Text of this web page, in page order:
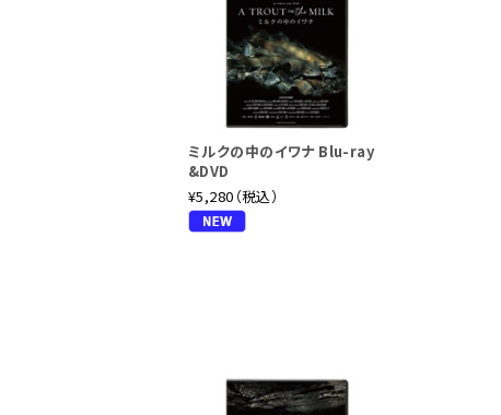
ミルクの中のイワナ Blu-ray
&DVD
¥5,280（税込）